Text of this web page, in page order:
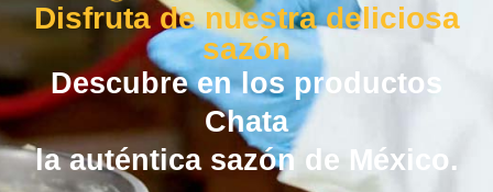
Disfruta de nuestra deliciosa
sazón
Descubre en los productos
Chata
la auténtica sazón de México.